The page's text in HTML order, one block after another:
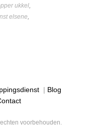
ukkel,
elsene,
| Blog
voorbehouden.